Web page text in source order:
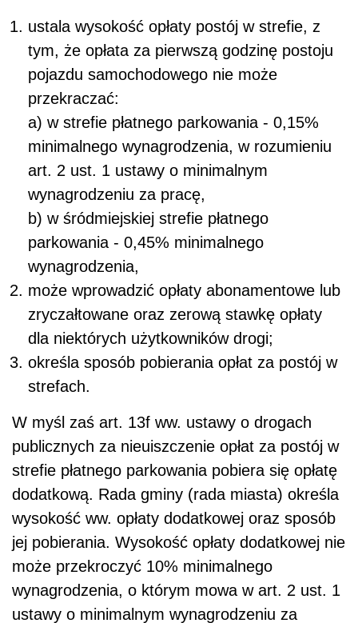
ustala wysokość opłaty postój w strefie, z
tym, że opłata za pierwszą godzinę postoju
pojazdu samochodowego nie może
przekraczać:
a) w strefie płatnego parkowania - 0,15%
minimalnego wynagrodzenia, w rozumieniu
art. 2 ust. 1 ustawy o minimalnym
wynagrodzeniu za pracę,
b) w śródmiejskiej strefie płatnego
parkowania - 0,45% minimalnego
wynagrodzenia,
może wprowadzić opłaty abonamentowe lub
zryczałtowane oraz zerową stawkę opłaty
dla niektórych użytkowników drogi;
określa sposób pobierania opłat za postój w
strefach.
W myśl zaś art. 13f ww. ustawy o drogach
publicznych za nieuiszczenie opłat za postój w
strefie płatnego parkowania pobiera się opłatę
dodatkową. Rada gminy (rada miasta) określa
wysokość ww. opłaty dodatkowej oraz sposób
jej pobierania. Wysokość opłaty dodatkowej nie
może przekroczyć 10% minimalnego
wynagrodzenia, o którym mowa w art. 2 ust. 1
ustawy o minimalnym wynagrodzeniu za